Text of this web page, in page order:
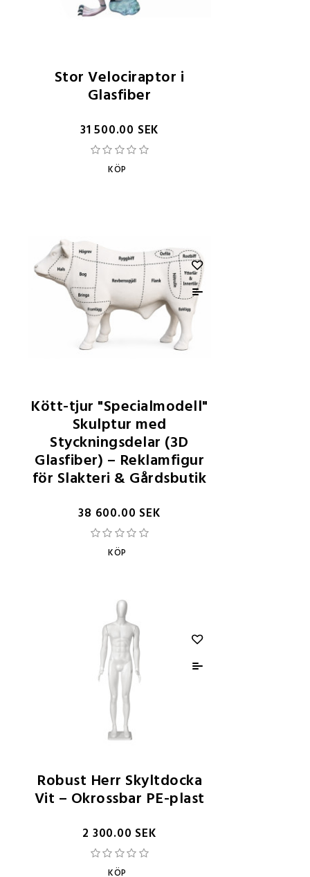
Stor Velociraptor i
Glasfiber
31 500.00 SEK
KÖP
Kött-tjur "Specialmodell"
Skulptur med
Styckningsdelar (3D
Glasfiber) – Reklamfigur
för Slakteri & Gårdsbutik
38 600.00 SEK
KÖP
Robust Herr Skyltdocka
Vit – Okrossbar PE-plast
2 300.00 SEK
KÖP